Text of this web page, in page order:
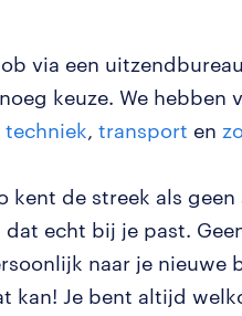
via een
keuze. We hebben
techniek, transport en
kent de streek als
echt bij je past.
naar je nieuwe
kan! Je bent altijd